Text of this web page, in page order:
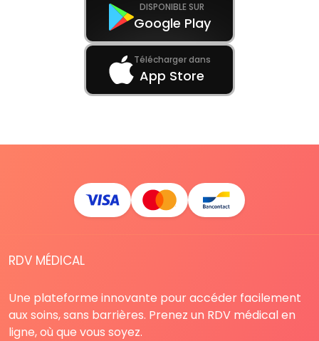
DISPONIBLE SUR
Google Play
Télécharger dans
App Store
RDV MÉDICAL
Une plateforme innovante pour accéder facilement
aux soins, sans barrières. Prenez un RDV médical en
ligne, où que vous soyez.